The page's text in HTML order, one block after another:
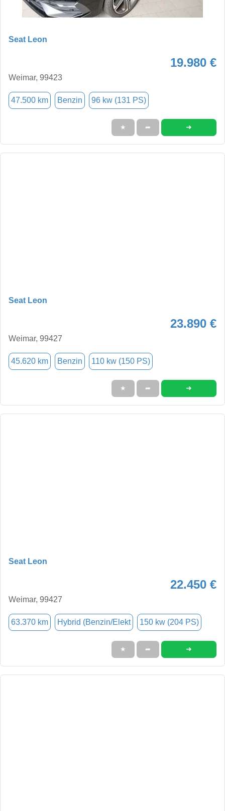
Seat Leon
19.980 €
Weimar, 99423
47.500 km Benzin 96 kw (131 PS)
★ ➦ ➜
Seat Leon
23.890 €
Weimar, 99427
45.620 km Benzin 110 kw (150 PS)
★ ➦ ➜
Seat Leon
22.450 €
Weimar, 99427
63.370 km Hybrid (Benzin/Elekt 150 kw (204 PS)
★ ➦ ➜